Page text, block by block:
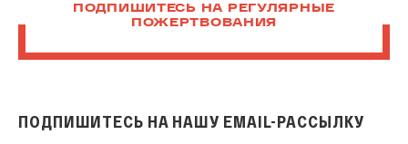
ПОДПИШИТЕСЬ НА РЕГУЛЯРНЫЕ
ПОЖЕРТВОВАНИЯ
ПОДПИШИТЕСЬ НА НАШУ EMAIL-РАССЫЛКУ